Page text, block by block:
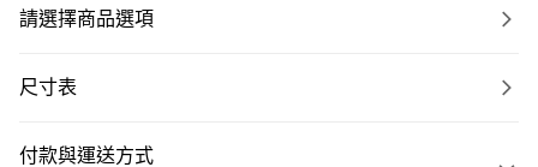
請選擇商品選項
尺寸表
付款與運送方式